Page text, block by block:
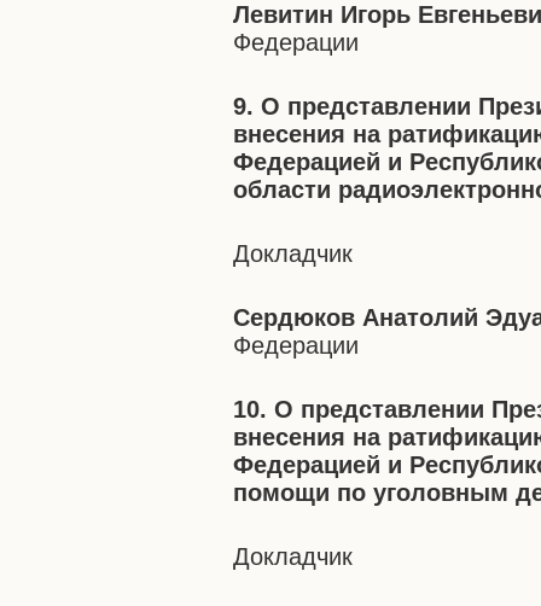
Левитин Игорь
Федерации
9. О представлении
внесения на
Федерацией и
области
Докладчик
Сердюков Анатолий
Федерации
10. О представлении
внесения на
Федерацией и
помощи по уголовным
Докладчик